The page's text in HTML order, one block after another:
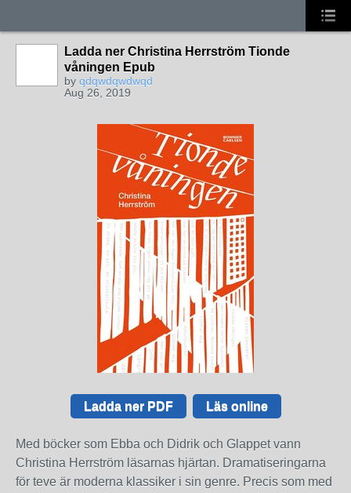
Ladda ner Christina Herrström Tionde
våningen Epub
by qdqwdqwdwqd
Aug 26, 2019
Ladda ner PDF Läs online
Med böcker som Ebba och Didrik och Glappet vann
Christina Herrström läsarnas hjärtan. Dramatiseringarna
för teve är moderna klassiker i sin genre. Precis som med